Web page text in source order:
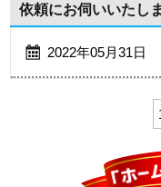
依頼にお伺いいたし
2022年05月31日